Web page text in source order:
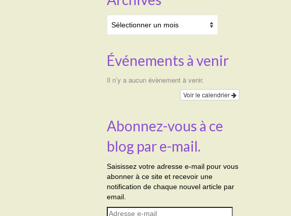
Événements à venir
Il n’y a aucun évènement à venir.
Voir le calendrier
Abonnez-vous à ce
blog par e-mail.
Saisissez votre adresse e-mail pour vous
abonner à ce site et recevoir une
notification de chaque nouvel article par
email.
Adresse